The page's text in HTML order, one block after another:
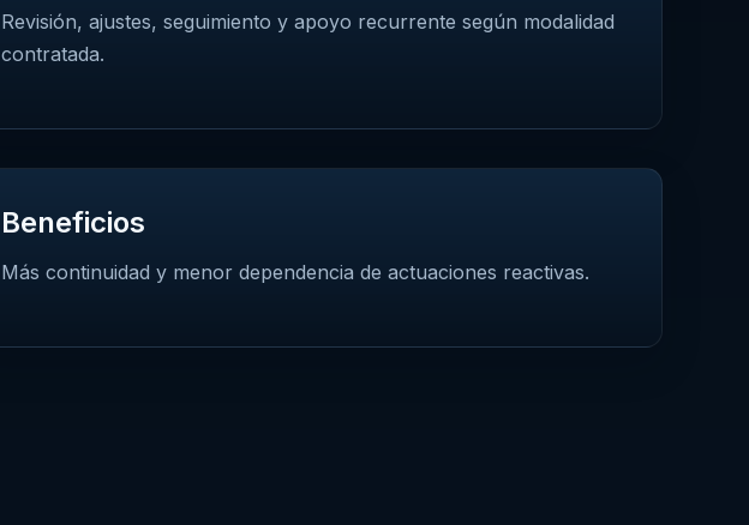
Revisión, ajustes, seguimiento y apoyo recurrente según modalidad
contratada.
Beneficios
Más continuidad y menor dependencia de actuaciones reactivas.